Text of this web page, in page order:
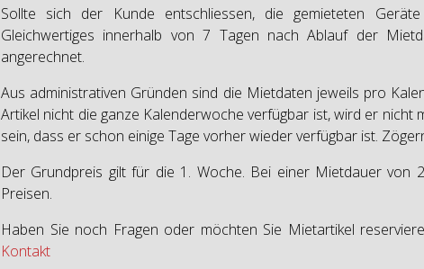
Sollte sich der Kunde entschliessen, die gemieteten
Gleichwertiges innerhalb von 7 Tagen nach Ablauf der
angerechnet.
Aus administrativen Gründen sind die Mietdaten jeweils pro
Artikel nicht die ganze Kalenderwoche verfügbar ist, wird er
sein, dass er schon einige Tage vorher wieder verfügbar ist.
Der Grundpreis gilt für die 1. Woche. Bei einer Mietdauer von
Preisen.
Haben Sie noch Fragen oder möchten Sie Mietartikel
Kontakt